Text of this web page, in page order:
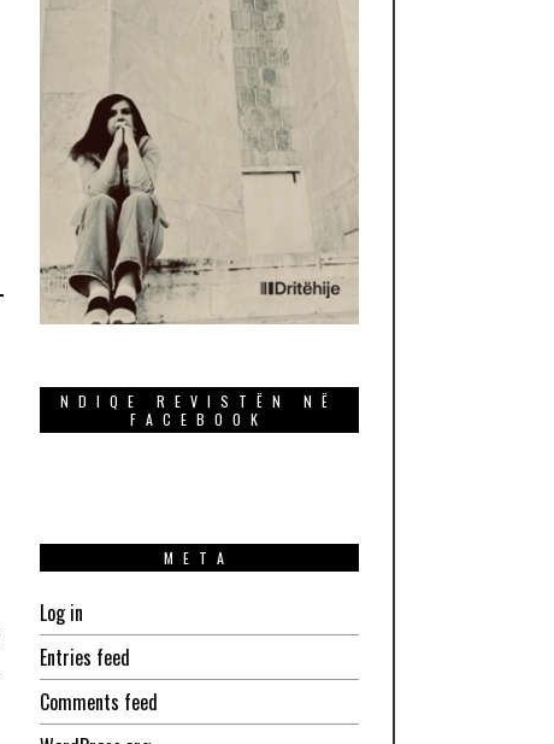
NDIQE REVISTËN NË
FACEBOOK
META
Log in
Entries feed
Comments feed